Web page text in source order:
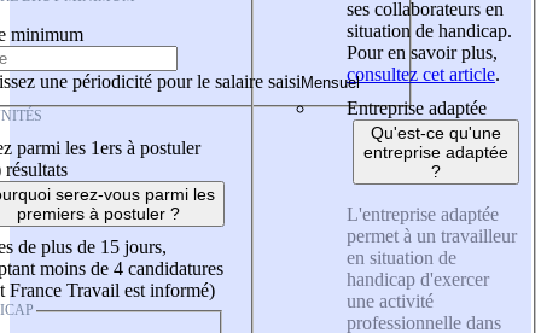
minimum
une périodicité pour le salaire saisi
parmi les 1ers à postuler
résultats
serez-vous parmi les
premiers à postuler ?
de plus de 15 jours,
moins de 4 candidatures
France Travail est informé)
ses collaborateurs en
situation de handicap.
Pour en savoir plus,
consultez cet article.
Entreprise adaptée
Qu'est-ce qu'une
entreprise adaptée
?
L'entreprise adaptée
permet à un travailleur
en situation de
handicap d'exercer
une activité
professionnelle dans